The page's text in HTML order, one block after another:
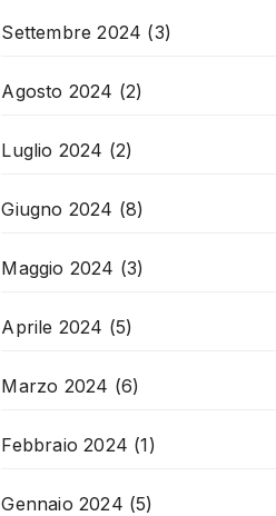
Settembre 2024 (3)
Agosto 2024 (2)
Luglio 2024 (2)
Giugno 2024 (8)
Maggio 2024 (3)
Aprile 2024 (5)
Marzo 2024 (6)
Febbraio 2024 (1)
Gennaio 2024 (5)